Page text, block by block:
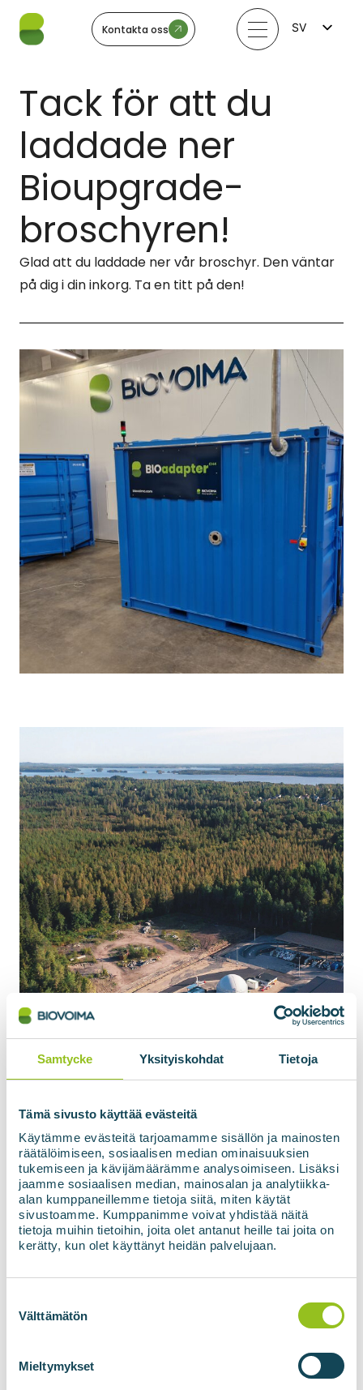
Samtycke Yksityiskohdat Tietoja
Tämä sivusto käyttää evästeitä
Käytämme evästeitä tarjoamamme sisällön ja mainosten
räätälöimiseen, sosiaalisen median ominaisuuksien
tukemiseen ja kävijämäärämme analysoimiseen. Lisäksi
jaamme sosiaalisen median, mainosalan ja analytiikka-
alan kumppaneillemme tietoja siitä, miten käytät
sivustoamme. Kumppanimme voivat yhdistää näitä
tietoja muihin tietoihin, joita olet antanut heille tai joita on
kerätty, kun olet käyttänyt heidän palvelujaan.
valinta
Välttämätön
Mieltymykset
Kontakta oss
SV
Tack för att du
laddade ner
Bioupgrade-
broschyren!
Glad att du laddade ner vår broschyr. Den väntar
på dig i din inkorg. Ta en titt på den!
Håll dig uppdaterad
med de senaste
nyheterna om
förnybar energi
E-postadress*
Samtycke
Jag samtycker till att mina uppgifter
används i enlighet med